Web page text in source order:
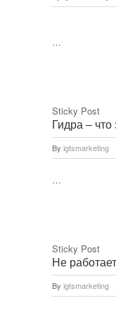
…
Sticky Post
Гидра – что
By igtsmarketing
…
Sticky Post
Не
By igtsmarketing